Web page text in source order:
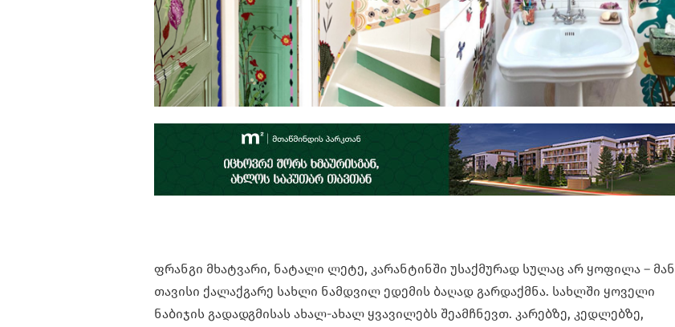
ფრანგი მხატვარი, ნატალი ლეტე, კარანტინში უსაქმურად სულაც არ ყოფილა – მან
თავისი ქალაქგარე სახლი ნამდვილ ედემის ბაღად გარდაქმნა. სახლში ყოველი
ნაბიჯის გადადგმისას ახალ-ახალ ყვავილებს შეამჩნევთ. კარებზე, კედლებზე,